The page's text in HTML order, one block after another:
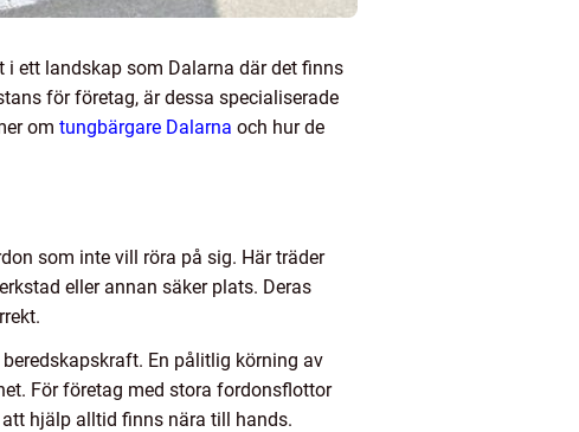
i ett landskap som Dalarna där det finns
för företag, är dessa specialiserade
om tungbärgare Dalarna och hur de
som inte vill röra på sig. Här träder
eller annan säker plats. Deras
En pålitlig körning av
För företag med stora fordonsflottor
hjälp alltid finns nära till hands.